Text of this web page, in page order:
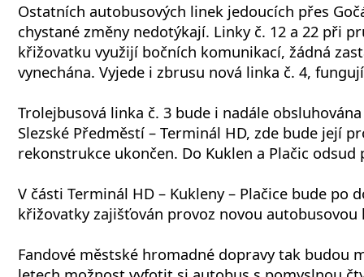
Ostatních autobusových linek jedoucích přes
chystané změny nedotýkají. Linky č. 12 a 22 při
křižovatku využijí bočních komunikací, žádná
vynechána. Vyjede i zbrusu nová linka č. 4,
Trolejbusová linka č. 3 bude i nadále
Slezské Předměstí – Terminál HD, zde bude její
rekonstrukce ukončen. Do Kuklen a Plačic odsud
V části Terminál HD – Kukleny – Plačice bude po
křižovatky zajišťován provoz novou autobusovou
Fandové městské hromadné dopravy tak budou